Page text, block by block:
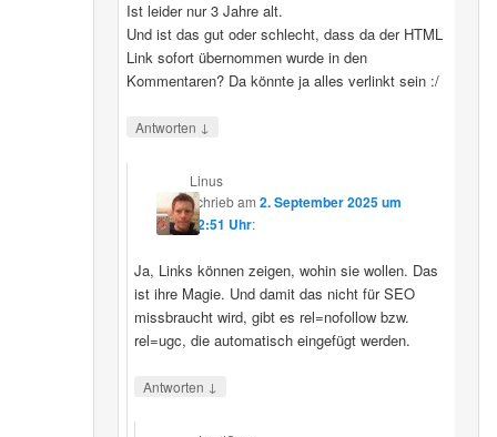
Ist leider nur 3 Jahre alt.
Und ist das gut oder schlecht, dass da der HTML
Link sofort übernommen wurde in den
Kommentaren? Da könnte ja alles verlinkt sein :/
Antworten ↓
Linus
schriebam2. September 2025 um
12:51 Uhr:
Ja, Links können zeigen, wohin sie wollen. Das
ist ihre Magie. Und damit das nicht für SEO
missbraucht wird, gibt es rel=nofollow bzw.
rel=ugc, die automatisch eingefügt werden.
Antworten ↓